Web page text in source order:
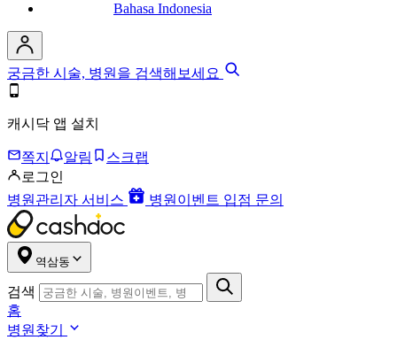
Bahasa Indonesia
궁금한 시술, 병원을 검색해보세요
캐시닥 앱 설치
쪽지 알림
스크랩
로그인
병원관리자 서비스
병원이벤트 입점 문의
역삼동
검색
홈
병원찾기